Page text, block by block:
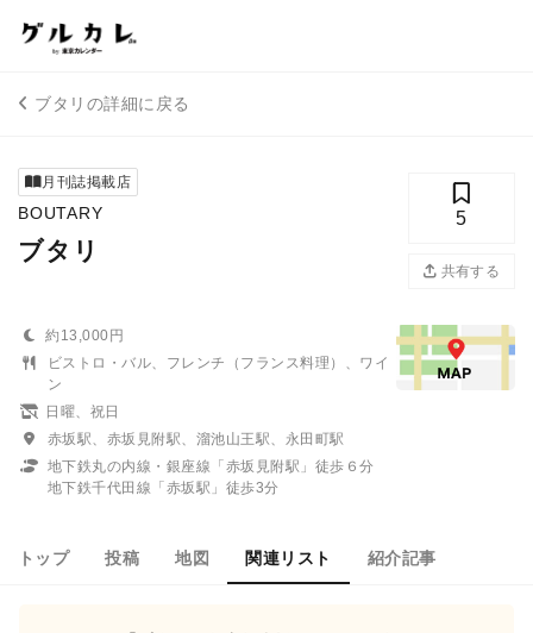
ブタリの詳細に戻る
月刊誌掲載店
BOUTARY
ブタリ
5
共有する
約13,000円
ビストロ・バル、フレンチ（フランス料理）、ワイ
ン
日曜、祝日
赤坂駅、赤坂見附駅、溜池山王駅、永田町駅
地下鉄丸の内線・銀座線「赤坂見附駅」徒歩６分
地下鉄千代田線「赤坂駅」徒歩3分
トップ 投稿 地図 関連リスト 紹介記事